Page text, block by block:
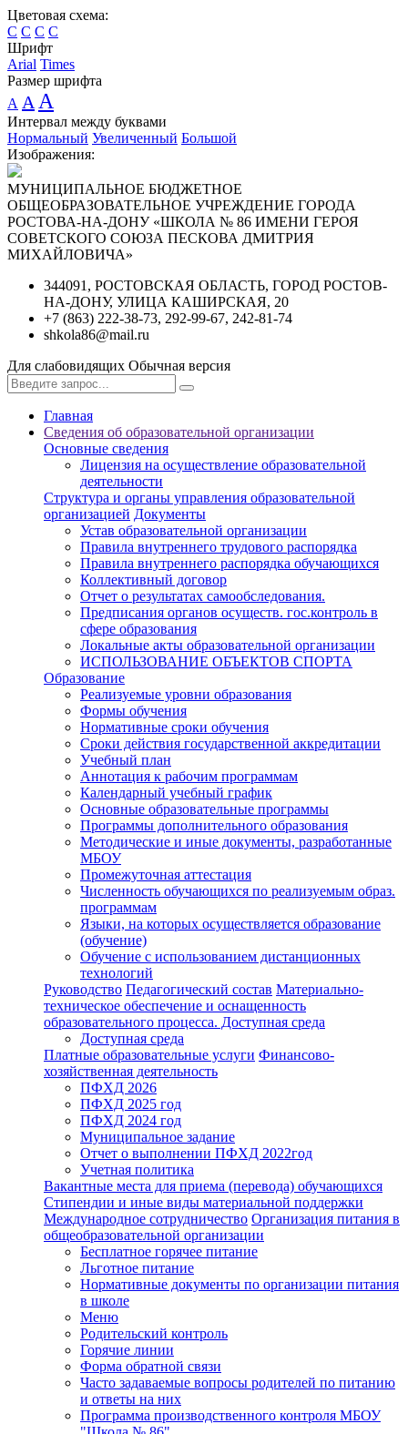
Цветовая схема:
C C C C
Шрифт
Arial Times
Размер шрифта
A A A
Интервал между буквами
Нормальный Увеличенный Большой
Изображения:
МУНИЦИПАЛЬНОЕ БЮДЖЕТНОЕ
ОБЩЕОБРАЗОВАТЕЛЬНОЕ УЧРЕЖДЕНИЕ ГОРОДА
РОСТОВА-НА-ДОНУ «ШКОЛА № 86 ИМЕНИ ГЕРОЯ
СОВЕТСКОГО СОЮЗА ПЕСКОВА ДМИТРИЯ
МИХАЙЛОВИЧА»
344091, РОСТОВСКАЯ ОБЛАСТЬ, ГОРОД РОСТОВ-
НА-ДОНУ, УЛИЦА КАШИРСКАЯ, 20
+7 (863) 222-38-73, 292-99-67, 242-81-74
shkola86@mail.ru
Для слабовидящих Обычная версия
Главная
Cведения об образовательной организации
Основные сведения
Лицензия на осуществление образовательной
деятельности
Структура и органы управления образовательной
организацией Документы
Устав образовательной организации
Правила внутреннего трудового распорядка
Правила внутреннего распорядка обучающихся
Коллективный договор
Отчет о результатах самообследования.
Предписания органов осуществ. гос.контроль в
сфере образования
Локальные акты образовательной организации
ИСПОЛЬЗОВАНИЕ ОБЪЕКТОВ СПОРТА
Образование
Реализуемые уровни образования
Формы обучения
Нормативные сроки обучения
Сроки действия государственной аккредитации
Учебный план
Аннотация к рабочим программам
Календарный учебный график
Основные образовательные программы
Программы дополнительного образования
Методические и иные документы, разработанные
МБОУ
Промежуточная аттестация
Численность обучающихся по реализуемым образ.
программам
Языки, на которых осуществляется образование
(обучение)
Обучение с использованием дистанционных
технологий
Руководство Педагогический состав Материально-
техническое обеспечение и оснащенность
образовательного процесса. Доступная среда
Доступная среда
Платные образовательные услуги Финансово-
хозяйственная деятельность
ПФХД 2026
ПФХД 2025 год
ПФХД 2024 год
Муниципальное задание
Отчет о выполнении ПФХД 2022год
Учетная политика
Вакантные места для приема (перевода) обучающихся
Стипендии и иные виды материальной поддержки
Международное сотрудничество Организация питания в
общеобразовательной организации
Бесплатное горячее питание
Льготное питание
Нормативные документы по организации питания
в школе
Меню
Родительский контроль
Горячие линии
Форма обратной связи
Часто задаваемые вопросы родителей по питанию
и ответы на них
Программа производственного контроля МБОУ